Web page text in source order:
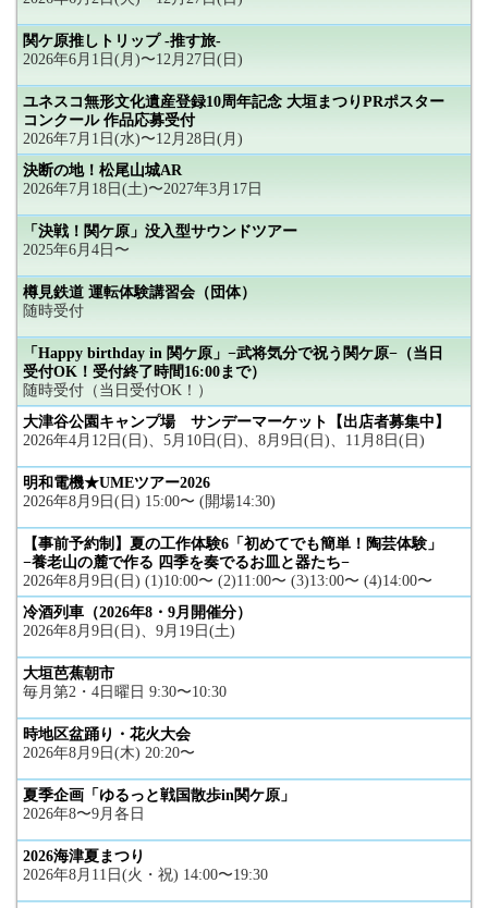
関ケ原推しトリップ -推す旅-
2026年6月1日(月)〜12月27日(日)
ユネスコ無形文化遺産登録10周年記念 大垣まつりPRポスター
コンクール 作品応募受付
2026年7月1日(水)〜12月28日(月)
決断の地！松尾山城AR
2026年7月18日(土)〜2027年3月17日
「決戦！関ケ原」没入型サウンドツアー
2025年6月4日〜
樽見鉄道 運転体験講習会（団体）
随時受付
「Happy birthday in 関ケ原」−武将気分で祝う関ケ原−（当日
受付OK！受付終了時間16:00まで）
随時受付（当日受付OK！）
大津谷公園キャンプ場 サンデーマーケット【出店者募集中】
2026年4月12日(日)、5月10日(日)、8月9日(日)、11月8日(日)
明和電機★UMEツアー2026
2026年8月9日(日) 15:00〜 (開場14:30)
【事前予約制】夏の工作体験6「初めてでも簡単！陶芸体験」
−養老山の麓で作る 四季を奏でるお皿と器たち−
2026年8月9日(日) (1)10:00〜 (2)11:00〜 (3)13:00〜 (4)14:00〜
冷酒列車（2026年8・9月開催分）
2026年8月9日(日)、9月19日(土)
大垣芭蕉朝市
毎月第2・4日曜日 9:30〜10:30
時地区盆踊り・花火大会
2026年8月9日(木) 20:20〜
夏季企画「ゆるっと戦国散歩in関ケ原」
2026年8〜9月各日
2026海津夏まつり
2026年8月11日(火・祝) 14:00〜19:30